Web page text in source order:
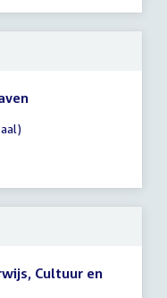
Cultuur en